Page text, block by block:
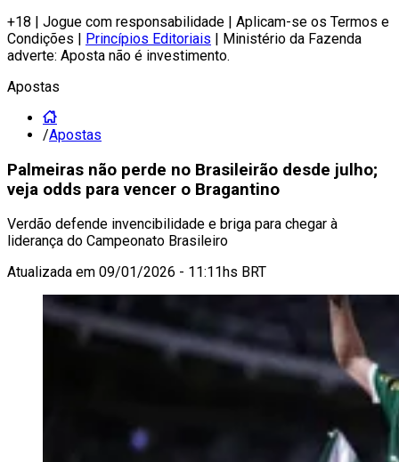
+18 | Jogue com responsabilidade | Aplicam-se os Termos e
Condições | Princípios Editoriais | Ministério da Fazenda
adverte: Aposta não é investimento.
Apostas
/Apostas
Palmeiras não perde no Brasileirão desde julho;
veja odds para vencer o Bragantino
Verdão defende invencibilidade e briga para chegar à
liderança do Campeonato Brasileiro
Atualizada em 09/01/2026 - 11:11hs BRT